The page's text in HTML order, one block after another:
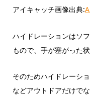
アイキャッチ画像出典:
ハイドレーションはソ
もので、手が塞がった
そのためハイドレーシ
などアウトドアだけで